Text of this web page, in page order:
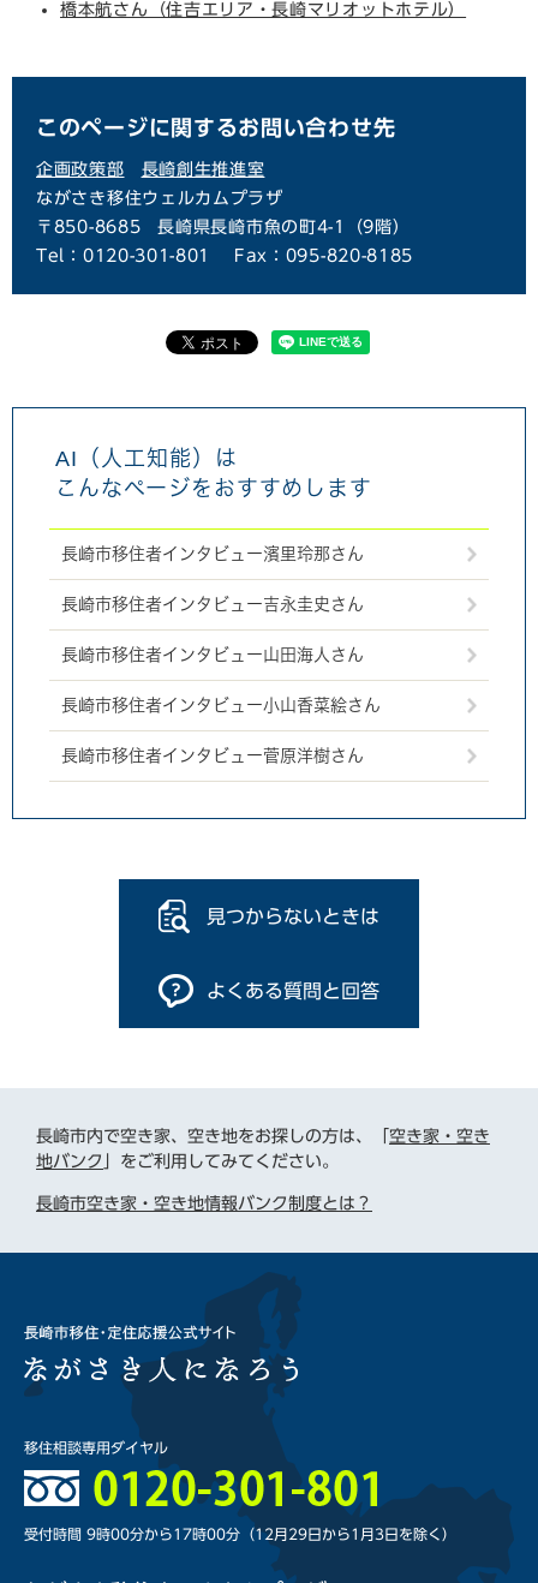
橋本航さん（住吉エリア・長崎マリオットホテル）
このページに関するお問い合わせ先
企画政策部
長崎創生推進室
ながさき移住ウェルカムプラザ
〒850-8685
長崎県長崎市魚の町4-1（9階）
Tel：0120-301-801
Fax：095-820-8185
AI（人工知能）は
こんなページをおすすめします
長崎市移住者インタビュー濱里玲那さん
長崎市移住者インタビュー吉永圭史さん
長崎市移住者インタビュー山田海人さん
長崎市移住者インタビュー小山香菜絵さん
長崎市移住者インタビュー菅原洋樹さん
見つからないときは
よくある質問と回答
長崎市内で空き家、空き地をお探しの方は、「 空き家・空き
地バンク
」をご利用してみてください。
長崎市空き家・空き地情報バンク制度とは？
移住相談専用ダイヤル
受付時間 9時00分から17時00分 （12月29日から1月3日を除く）